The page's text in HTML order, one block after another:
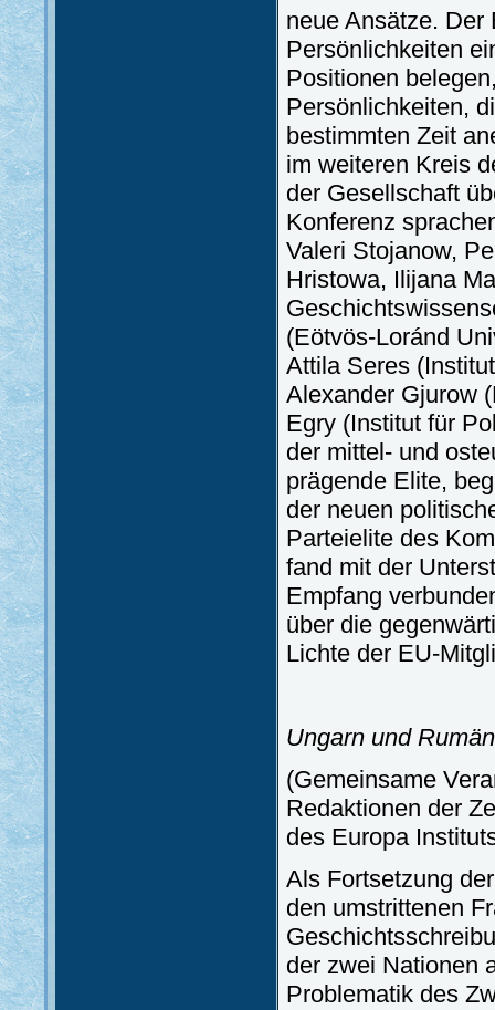
neue Ansätze. Der
Persönlichkeiten
Positionen
Persönlichkeiten,
bestimmten Zeit
im weiteren Kreis
der Gesellschaft
Konferenz
Valeri Stojanow,
Hristowa, Ilijana
(Eötvös-Loránd
Attila Seres
Alexander Gjurow
Egry (Institut für
der mittel- und
prägende Elite,
der neuen
Parteielite des
fand mit der
Empfang
über die
Lichte der EU-
Ungarn und
(Gemeinsame
Redaktionen der
des Europa
Als Fortsetzung
den umstrittenen
der zwei Nationen
Problematik des